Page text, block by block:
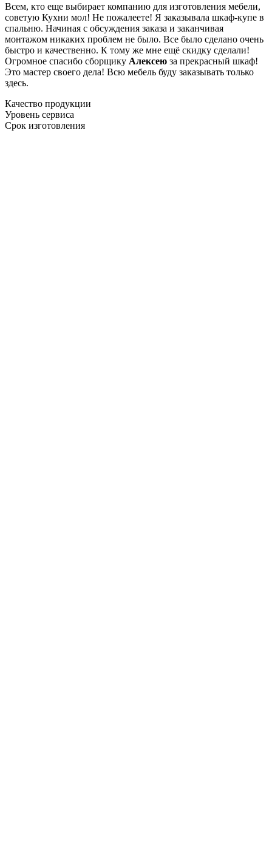
Всем, кто еще выбирает компанию для изготовления мебели,
советую Кухни мол! Не пожалеете! Я заказывала шкаф-купе в
спальню. Начиная с обсуждения заказа и заканчивая
монтажом никаких проблем не было. Все было сделано очень
быстро и качественно. К тому же мне ещё скидку сделали!
Огромное спасибо сборщику Алексею за прекрасный шкаф!
Это мастер своего дела! Всю мебель буду заказывать только
здесь.
Качество продукции
Уровень сервиса
Срок изготовления